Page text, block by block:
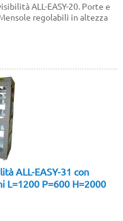
ALL-EASY-20. Porte e
regolabili in altezza
ALL-EASY-31 con
L=1200 P=600 H=2000